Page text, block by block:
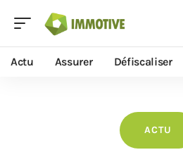
Actu Assurer Défiscaliser
ACTU